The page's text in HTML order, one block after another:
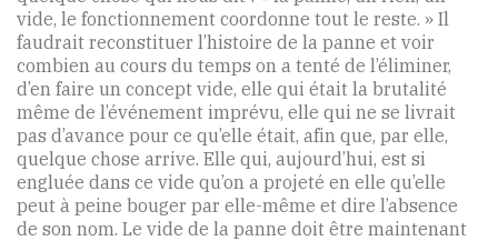
vide, le fonctionnement coordonne tout le reste. » Il
faudrait reconstituer l’histoire de la panne et voir
combien au cours du temps on a tenté de l’éliminer,
d’en faire un concept vide, elle qui était la brutalité
même de l’événement imprévu, elle qui ne se livrait
pas d’avance pour ce qu’elle était, afin que, par elle,
quelque chose arrive. Elle qui, aujourd’hui, est si
engluée dans ce vide qu’on a projeté en elle qu’elle
peut à peine bouger par elle-même et dire l’absence
de son nom. Le vide de la panne doit être maintenant